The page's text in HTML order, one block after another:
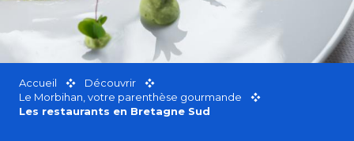
Accueil
Découvrir
Le Morbihan, votre parenthèse gourmande
Les restaurants en Bretagne Sud